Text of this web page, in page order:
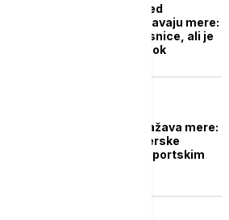
Evropske zemlje i pored
rekordnog broja ublažavaju mere:
U Srbiji ukinute propusnice, ali je
broj obolelih i dalje visok
Crna Gora uskoro ublažava mere:
Bez kovid potvrda u verske
objekte, više ljudi na sportskim